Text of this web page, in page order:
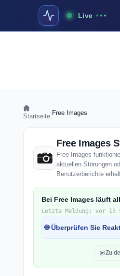
Live
Startseite Free Images
Free Images
Free Images
aktuellen Störungen
Benutzerberichte
Bei Free Images läuft
Letzte Meldung: vor 13
🌐 Überprüfen Sie
Zu